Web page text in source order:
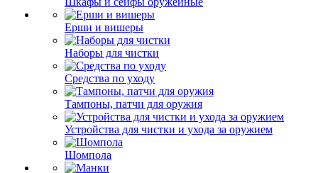
Ерши и вишеры
Наборы для чистки
Средства по уходу
Тампоны, патчи для оружия
Устройства для чистки и ухода за оружием
Шомпола